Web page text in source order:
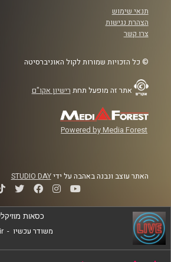
תנאי שימוש
הצהרת נגישות
צרו קשר
© כל הזכויות שמורות לקול האוניברסיטה
אתר זה מופעל תחת רישיון אקו"ם
Powered by Media Forest
האתר עוצב ונבנה באהבה על ידיSTUDIO DAY
כסאות
משודר עכשיו -